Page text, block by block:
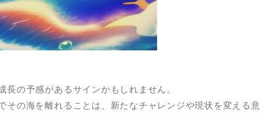
の予感があるサインかもしれません。
その海を離れることは、新たなチャレンジや現状を変える意